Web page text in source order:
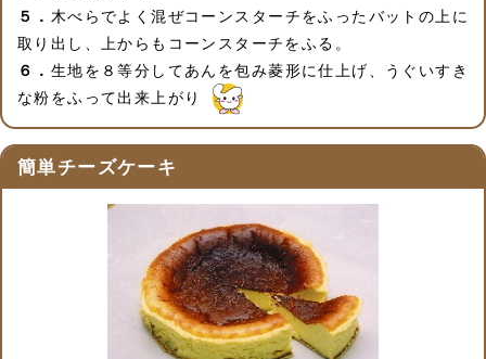
５． 木べらでよく混ぜコーンスターチをふったバットの上に
取り出し、上からもコーンスターチをふる。
６． 生地を８等分してあんを包み菱形に仕上げ、うぐいすき
な粉をふって出来上がり
簡単チーズケーキ